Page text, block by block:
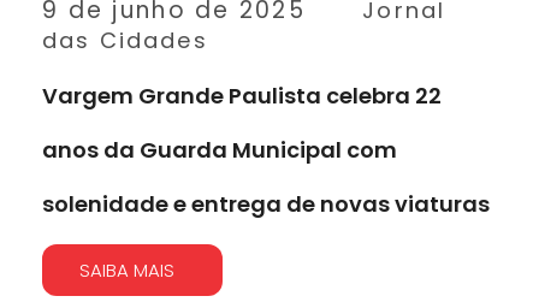
9 de junho de 2025
Jornal
das Cidades
Vargem Grande Paulista celebra 22
anos da Guarda Municipal com
solenidade e entrega de novas viaturas
SAIBA MAIS